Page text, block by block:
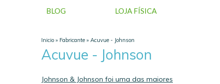
BLOG
LOJA FÍSICA
Inicio » Fabricante » Acuvue - Johnson
Acuvue - Johnson
Johnson & Johnson foi uma das maiores